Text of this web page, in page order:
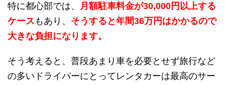
特に都心部では、
月額駐車料金が30,000円以上する
ケース もあり、 そうすると年間36万円はかかるので
大きな負担になります。
そう考えると、普段あまり車を必要とせず旅行など
の多いドライバーにとってレンタカーは最高のサー